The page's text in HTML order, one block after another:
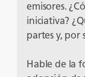
emisores.
iniciativa?
partes y, por
Hable de la